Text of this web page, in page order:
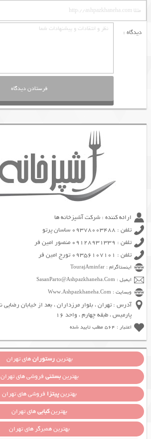
دیدگاه :
ارائه کننده : شرکت آشپزخانه ها
تلفن : 09378003488 ساسان پرتو
تلفن : 09128931339 منصور امین فر
تلفن : 09356107101 تورج امین فر
اینستاگرام : TourajAminfar
ایمیل : SasanParto@Ashpazkhaneha.Com
وبسایت : Www.Ashpazkhaneha.Com
پارمیس ، طبقه چهارم ، واحد 16
اعتبار : 564 مطلب تایید شده
بهترینرستورانهای تهران
بهترینبستنی فروشی های تهران
بهترینپیتزا فروشی های تهران
بهترینکبابیهای تهران
بهترین همبرگر های تهران